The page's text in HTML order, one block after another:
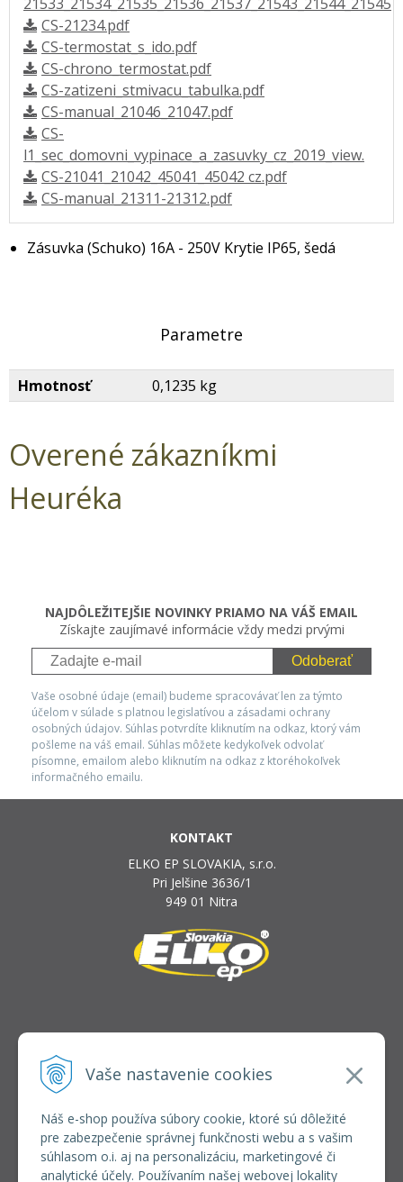
Vaše nastavenie cookies
Náš e-shop používa súbory cookie, ktoré sú dôležité
pre zabezpečenie správnej funkčnosti webu a s vašim
súhlasom o.i. aj na personalizáciu, marketingové či
analytické účely. Používaním našej webovej lokality
CS-21234.pdf
CS-termostat_s_ido.pdf
CS-chrono_termostat.pdf
CS-zatizeni_stmivacu_tabulka.pdf
CS-manual_21046_21047.pdf
CS-
l1_sec_domovni_vypinace_a_zasuvky_cz_2019_view.
CS-21041_21042_45041_45042 cz.pdf
CS-manual_21311-21312.pdf
Zásuvka (Schuko) 16A - 250V Krytie IP65, šedá
Parametre
Hmotnosť 0,1235 kg
Overené zákazníkmi
Heuréka
NAJDÔLEŽITEJŠIE NOVINKY PRIAMO NA VÁŠ EMAIL
Získajte zaujímavé informácie vždy medzi prvými
Odoberať
Vaše osobné údaje (email) budeme spracovávať len za týmto
účelom v súlade s platnou legislatívou a zásadami ochrany
osobných údajov. Súhlas potvrdíte kliknutím na odkaz, ktorý vám
pošleme na váš email. Súhlas môžete kedykoľvek odvolať
písomne, emailom alebo kliknutím na odkaz z ktoréhokoľvek
informačného emailu.
KONTAKT
ELKO EP SLOVAKIA, s.r.o.
Pri Jelšine 3636/1
949 01 Nitra
INFOLINKA
+421 37 6586 731
VŠETKO O NÁKUPE
REGISTRÁCIA VEĽKOOBCHOD